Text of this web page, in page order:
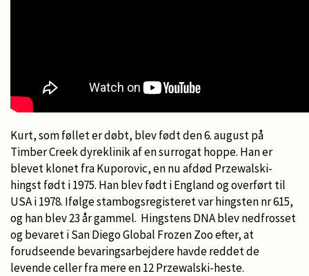
Kurt, som føllet er døbt, blev født den 6. august på
Timber Creek dyreklinik af en surrogat hoppe. Han er
blevet klonet fra Kuporovic, en nu afdød Przewalski-
hingst født i 1975. Han blev født i England og overført til
USA i 1978. Ifølge stambogsregisteret var hingsten nr 615,
og han blev 23 år gammel. Hingstens DNA blev nedfrosset
og bevaret i San Diego Global Frozen Zoo efter, at
forudseende bevaringsarbejdere havde reddet de
levende celler fra mere en 12 Przewalski-heste.